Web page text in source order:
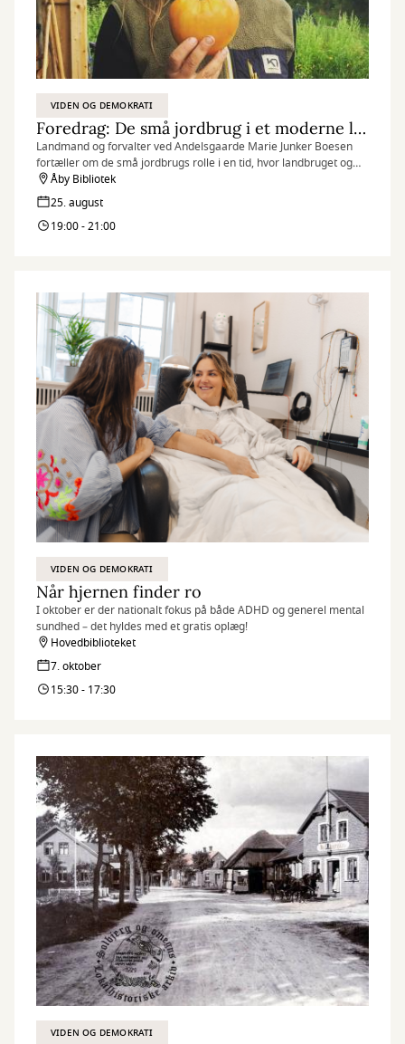
VIDEN OG DEMOKRATI
Foredrag: De små jordbrug i et moderne landskab
Landmand og forvalter ved Andelsgaarde Marie Junker Boesen
fortæller om de små jordbrugs rolle i en tid, hvor landbruget og
dets konsekvenser for naturen, grundvandet og
produktionsdyrene bliver debatteret heftigt
Åby Bibliotek
25. august
19:00 - 21:00
VIDEN OG DEMOKRATI
Når hjernen finder ro
I oktober er der nationalt fokus på både ADHD og generel mental
sundhed – det hyldes med et gratis oplæg!
Hovedbiblioteket
7. oktober
15:30 - 17:30
VIDEN OG DEMOKRATI